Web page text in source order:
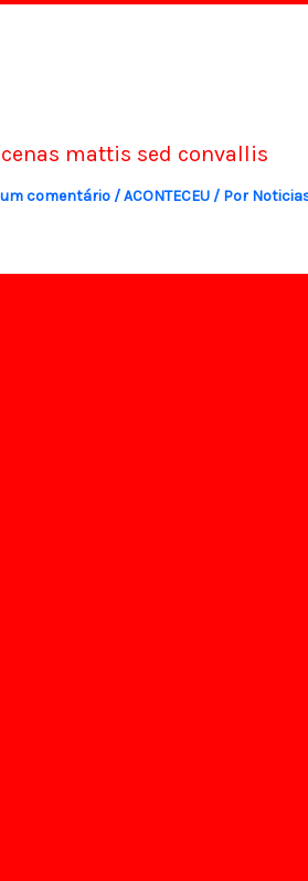
mattis sed convallis
um comentário /ACONTECEU / Por